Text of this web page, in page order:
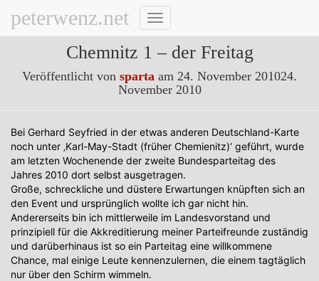
peterwenz.net
Navigation
umschalten
Chemnitz 1 – der Freitag
Veröffentlicht von sparta am 24. November 201024.
November 2010
Bei Gerhard Seyfried in der etwas anderen Deutschland-Karte
noch unter ‚Karl-May-Stadt (früher Chemienitz)‘ geführt, wurde
am letzten Wochenende der zweite Bundesparteitag des
Jahres 2010 dort selbst ausgetragen.
Große, schreckliche und düstere Erwartungen knüpften sich an
den Event und ursprünglich wollte ich gar nicht hin.
Andererseits bin ich mittlerweile im Landesvorstand und
prinzipiell für die Akkreditierung meiner Parteifreunde zuständig
und darüberhinaus ist so ein Parteitag eine willkommene
Chance, mal einige Leute kennenzulernen, die einem tagtäglich
nur über den Schirm wimmeln.